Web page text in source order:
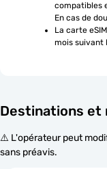
compatibles
En cas de
La carte
mois suivant
Destinations et
⚠️ L'opérateur peut
sans préavis.